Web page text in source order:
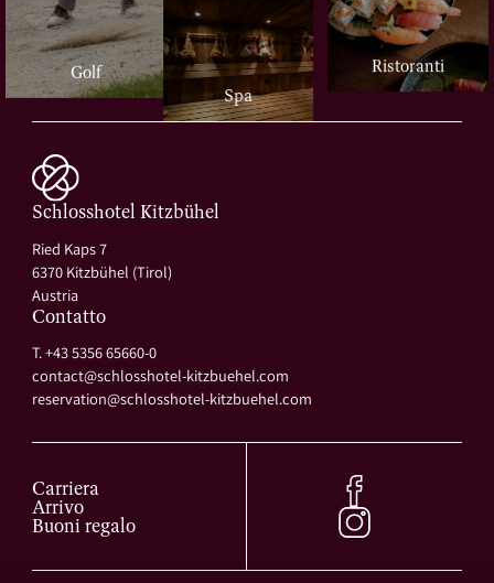
Golf
Spa
Ristoranti
Schlosshotel Kitzbühel
Ried Kaps 7
6370 Kitzbühel (Tirol)
Austria
Contatto
T. +43 5356 65660-0
contact@schlosshotel-kitzbuehel.com
reservation@schlosshotel-kitzbuehel.com
Carriera
Arrivo
Buoni regalo